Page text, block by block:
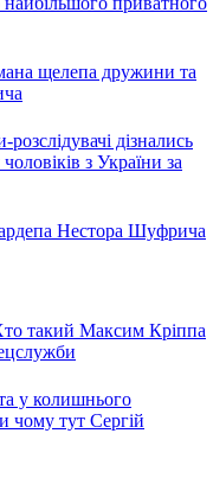
щелепа дружини та
дізнались
з України за
Нестора Шуфрича
такий Максим Кріппа
у колишнього
чому тут Сергій